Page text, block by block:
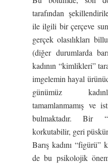
tarafından
ile ilgili bir çerçeve
gerçek olasılıkları
(diğer durumlarda
kadının “kimlikleri”
imgelemin hayal
günümüz
tamamlanmamış ve
bulmaktadır. Bir
korkutabilir, geri
Barış kadını “figürü”
de bu psikolojik